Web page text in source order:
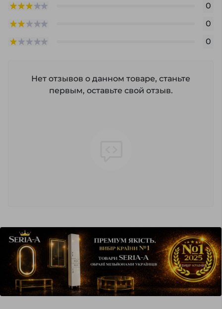
0
0
0
Нет отзывов о данном товаре, станьте
первым, оставьте свой отзыв.